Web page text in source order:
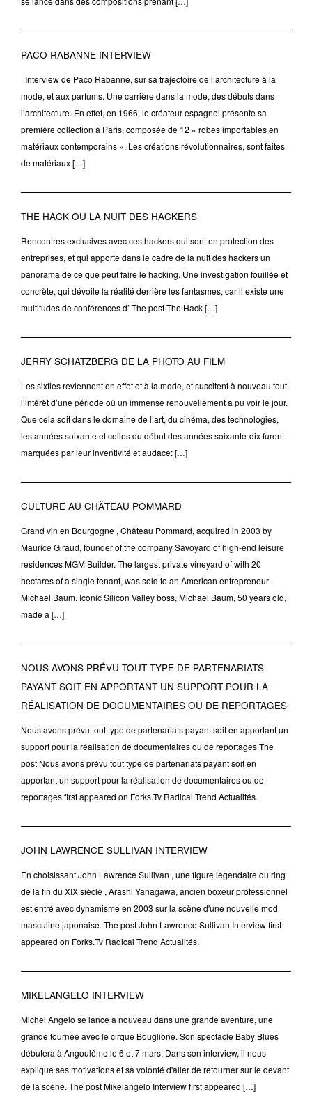
PACO RABANNE INTERVIEW
Interview de Paco Rabanne, sur sa trajectoire de l’architecture à la
mode, et aux parfums. Une carrière dans la mode, des débuts dans
l’architecture. En effet, en 1966, le créateur espagnol présente sa
première collection à Paris, composée de 12 « robes importables en
matériaux contemporains ». Les créations révolutionnaires, sont faites
de matériaux […]
THE HACK OU LA NUIT DES HACKERS
Rencontres exclusives avec ces hackers qui sont en protection des
entreprises, et qui apporte dans le cadre de la nuit des hackers un
panorama de ce que peut faire le hacking. Une investigation fouillée et
concrète, qui dévoile la réalité derrière les fantasmes, car il existe une
multitudes de conférences d’ The post The Hack […]
JERRY SCHATZBERG DE LA PHOTO AU FILM
Les sixties reviennent en effet et à la mode, et suscitent à nouveau tout
l’intérêt d’une période où un immense renouvellement a pu voir le jour.
Que cela soit dans le domaine de l’art, du cinéma, des technologies,
les années soixante et celles du début des années soixante-dix furent
marquées par leur inventivité et audace: […]
CULTURE AU CHÂTEAU POMMARD
Grand vin en Bourgogne , Château Pommard, acquired in 2003 by
Maurice Giraud, founder of the company Savoyard of high-end leisure
residences MGM Builder. The largest private vineyard of with 20
hectares of a single tenant, was sold to an American entrepreneur
Michael Baum. Iconic Silicon Valley boss, Michael Baum, 50 years old,
made a […]
NOUS AVONS PRÉVU TOUT TYPE DE PARTENARIATS
PAYANT SOIT EN APPORTANT UN SUPPORT POUR LA
RÉALISATION DE DOCUMENTAIRES OU DE REPORTAGES
Nous avons prévu tout type de partenariats payant soit en apportant un
support pour la réalisation de documentaires ou de reportages The
post Nous avons prévu tout type de partenariats payant soit en
apportant un support pour la réalisation de documentaires ou de
reportages first appeared on Forks.Tv Radical Trend Actualités.
JOHN LAWRENCE SULLIVAN INTERVIEW
En choisissant John Lawrence Sullivan , une figure légendaire du ring
de la fin du XIX siècle , Arashi Yanagawa, ancien boxeur professionnel
est entré avec dynamisme en 2003 sur la scène d'une nouvelle mod
masculine japonaise. The post John Lawrence Sullivan Interview first
appeared on Forks.Tv Radical Trend Actualités.
MIKELANGELO INTERVIEW
Michel Angelo se lance a nouveau dans une grande aventure, une
grande tournée avec le cirque Bouglione. Son spectacle Baby Blues
débutera à Angoulême le 6 et 7 mars. Dans son interview, il nous
explique ses motivations et sa volonté d'aller de retourner sur le devant
de la scène. The post Mikelangelo Interview first appeared […]